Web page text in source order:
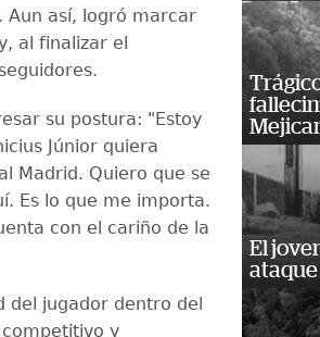
Aun así, logró marcar
al finalizar el
su postura: "Estoy
Júnior quiera
Madrid. Quiero que se
Es lo que me importa.
con el cariño de la
del jugador dentro del
y
El